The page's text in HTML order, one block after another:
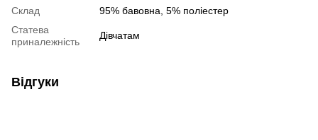
Склад
95% бавовна, 5% поліестер
Статева
приналежність
Дівчатам
Відгуки